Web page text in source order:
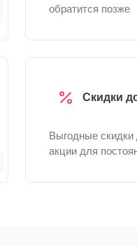
обратится позже
Скидки
Выгодные скидки
акции для